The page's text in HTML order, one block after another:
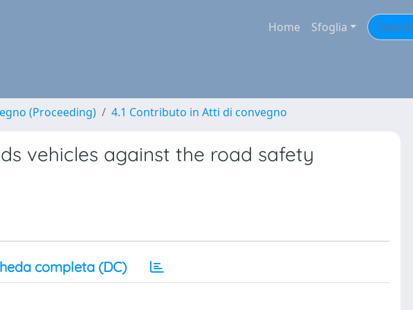
Home Sfoglia
(Proceeding) 4.1 Contributo in Atti di convegno
vehicles against the road safety
completa (DC)